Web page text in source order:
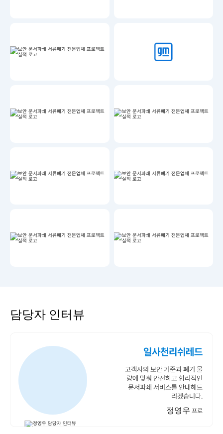
담당자 인터뷰
일사천리쉬레드
고객사의 보안 기준과 폐기 물
량에 맞춰 안전하고 합리적인
문서파쇄 서비스를 안내해드
리겠습니다.
정영우 프로